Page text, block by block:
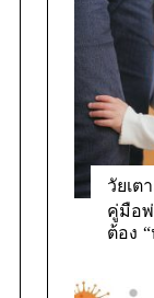
วัยเต
คู่มือ
ต้อง